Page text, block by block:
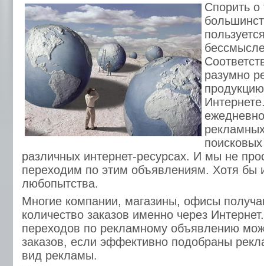
Спорить о
разумно
различных интернет-ресурсах. И мы не
переходим по этим объявлениям. Хотя бы
любопытства.
Многие компании, магазины, офисы
количество заказов именно через
переходов по рекламному объявлению
заказов, если эффективно подобраны
вид рекламы.